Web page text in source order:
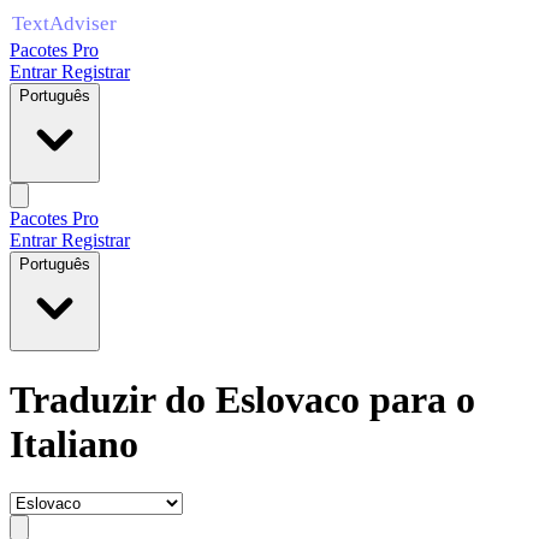
Pacotes Pro
EntrarRegistrar
Português
Pacotes Pro
EntrarRegistrar
Português
Traduzir do Eslovaco para o
Italiano